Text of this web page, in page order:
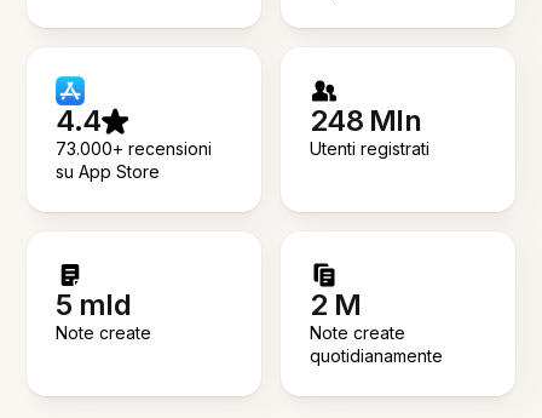
4.4
73.000+ recensioni
su App Store
248 Mln
Utenti registrati
5 mld
Note create
2 M
Note create
quotidianamente